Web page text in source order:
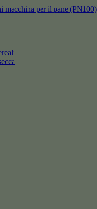
macchina per il pane (PN100)